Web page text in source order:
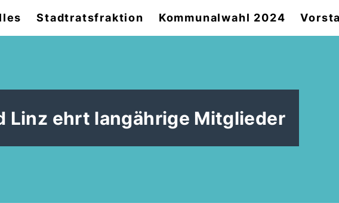
Stadtratsfraktion Kommunalwahl 2024
Linz ehrt langährige Mitglieder